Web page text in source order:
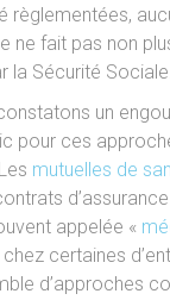
règlementées,
ne fait pas non
la Sécurité
un
pour ces
mutuelles de
appelée «
certaines
d’approches